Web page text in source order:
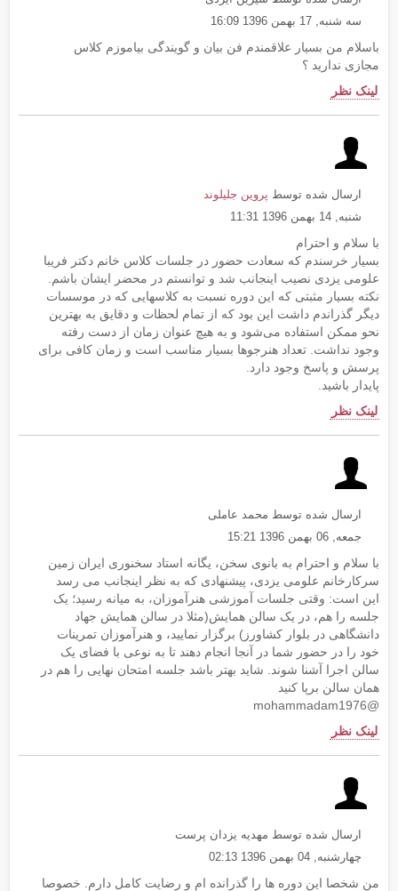
سه شنبه, 17 بهمن 1396 16:09
باسلام من بسیار علاقمندم فن بیان و گویندگی بیاموزم کلاس
مجازی ندارید ؟
لینک نظر
ارسال شده توسط پروین جلیلوند
شنبه, 14 بهمن 1396 11:31
با سلام و احترام
بسیار خرسندم که سعادت حضور در جلسات کلاس خانم دکتر فریبا
علومی یزدی نصیب اینجانب شد و توانستم در محضر ایشان باشم.
نکته بسیار مثبتی که این دوره نسبت به کلاسهایی که در موسسات
دیگر گذراندم داشت این بود که از تمام لحظات و دقایق به بهترین
نحو ممکن استفاده می‌شود و به هیچ عنوان زمان از دست رفته
وجود نداشت. تعداد هنرجوها بسیار مناسب است و زمان کافی برای
پرسش و پاسخ وجود دارد.
پایدار باشید.
لینک نظر
ارسال شده توسط محمد عاملی
جمعه, 06 بهمن 1396 15:21
با سلام و احترام به بانوی سخن، یگانه استاد سخنوری ایران زمین
سرکارخانم علومی یزدی، پیشنهادی که به نظر اینجانب می رسد
این است: وقتی جلسات آموزشی هنرآموزان، به میانه رسید؛ یک
جلسه را هم، در یک سالن همایش(مثلا در سالن همایش جهاد
دانشگاهی در بلوار کشاورز) برگزار نمایید، و هنرآموزان تمرینات
خود را در حضور شما در آنجا انجام دهند تا به نوعی با فضای یک
سالن اجرا آشنا شوند. شاید بهتر باشد جلسه امتحان نهایی را هم در
همان سالن برپا کنید
@mohammadam1976
لینک نظر
ارسال شده توسط مهدیه یزدان پرست
چهارشنبه, 04 بهمن 1396 02:13
من شخصا این دوره ها را گذرانده ام و رضایت کامل دارم. خصوصا